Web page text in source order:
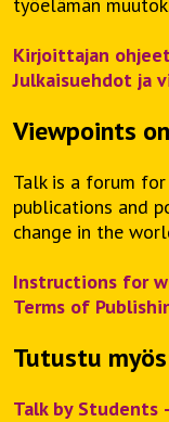
Kirjoittajan
Julkaisuehdot ja
Viewpoints
Talk is a forum
publications and
change in the
Instructions for
Terms of
Tutustu
Talk by Students